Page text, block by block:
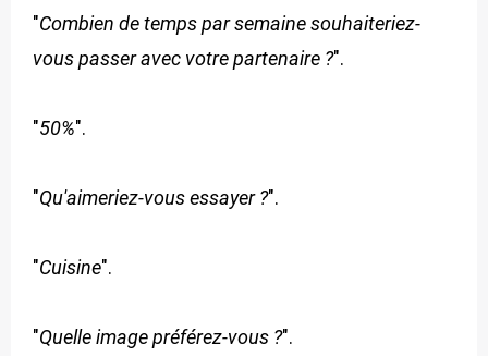
"Combien de temps par semaine souhaiteriez-
vous passer avec votre partenaire ?".
"50%".
"Qu'aimeriez-vous essayer ?".
"Cuisine".
"Quelle image préférez-vous ?".